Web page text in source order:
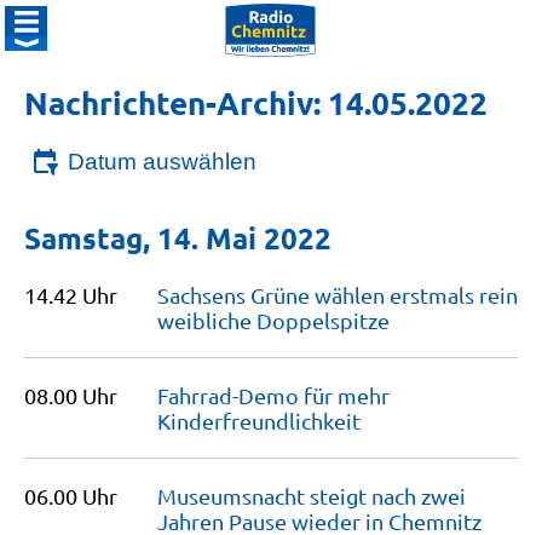
Nachrichten-Archiv: 14.05.2022
Datum auswählen
Samstag, 14. Mai 2022
14.42 Uhr
Sachsens Grüne wählen erstmals rein
weibliche Doppelspitze
08.00 Uhr
Fahrrad-Demo für mehr
Kinderfreundlichkeit
06.00 Uhr
Museumsnacht steigt nach zwei
Jahren Pause wieder in Chemnitz